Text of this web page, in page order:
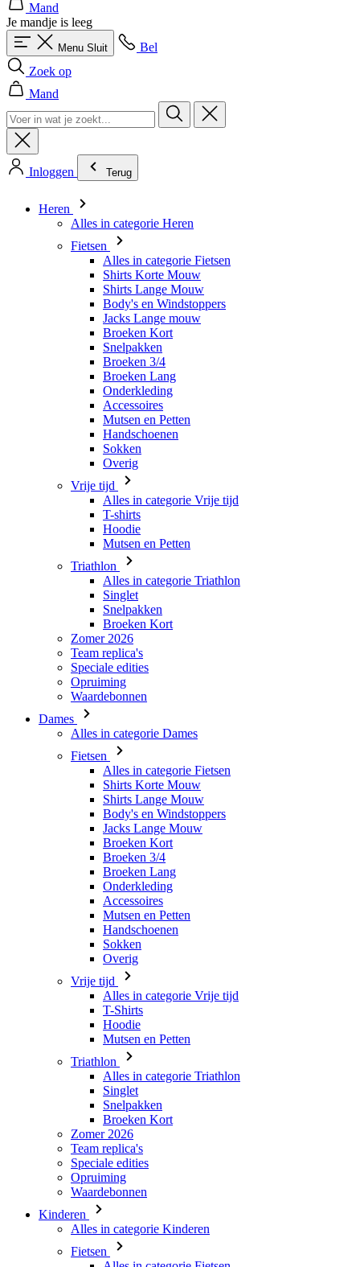
Mand
Je mandje is leeg
Menu Sluit
Bel
Zoek op
Mand
Inloggen Terug
Heren
Alles in categorie Heren
Fietsen
Alles in categorie Fietsen
Shirts Korte Mouw
Shirts Lange Mouw
Body's en Windstoppers
Jacks Lange mouw
Broeken Kort
Snelpakken
Broeken 3/4
Broeken Lang
Onderkleding
Accessoires
Mutsen en Petten
Handschoenen
Sokken
Overig
Vrije tijd
Alles in categorie Vrije tijd
T-shirts
Hoodie
Mutsen en Petten
Triathlon
Alles in categorie Triathlon
Singlet
Snelpakken
Broeken Kort
Zomer 2026
Team replica's
Speciale edities
Opruiming
Waardebonnen
Dames
Alles in categorie Dames
Fietsen
Alles in categorie Fietsen
Shirts Korte Mouw
Shirts Lange Mouw
Body's en Windstoppers
Jacks Lange Mouw
Broeken Kort
Broeken 3/4
Broeken Lang
Onderkleding
Accessoires
Mutsen en Petten
Handschoenen
Sokken
Overig
Vrije tijd
Alles in categorie Vrije tijd
T-Shirts
Hoodie
Mutsen en Petten
Triathlon
Alles in categorie Triathlon
Singlet
Snelpakken
Broeken Kort
Zomer 2026
Team replica's
Speciale edities
Opruiming
Waardebonnen
Kinderen
Alles in categorie Kinderen
Fietsen